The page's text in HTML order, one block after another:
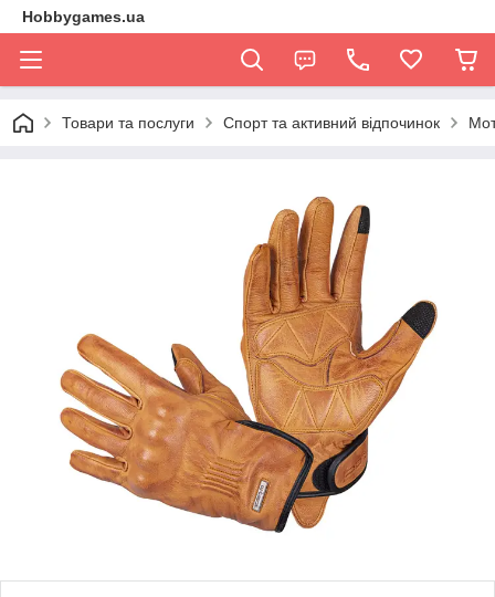
Hobbygames.ua
Товари та послуги Спорт та активний відпочинок